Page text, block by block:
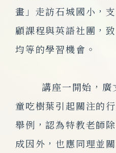
畫」走訪石城國小，
顧課程與英語社團，
均等的學習機會。
講座一開始，廣文
童吃樹葉引起關注的
舉例，認為特教老師
成因外，也應同理並